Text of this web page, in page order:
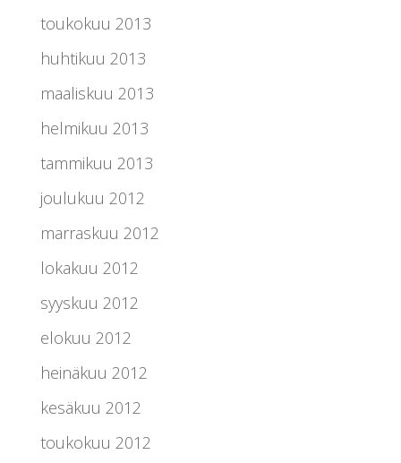
toukokuu 2013
huhtikuu 2013
maaliskuu 2013
helmikuu 2013
tammikuu 2013
joulukuu 2012
marraskuu 2012
lokakuu 2012
syyskuu 2012
elokuu 2012
heinäkuu 2012
kesäkuu 2012
toukokuu 2012